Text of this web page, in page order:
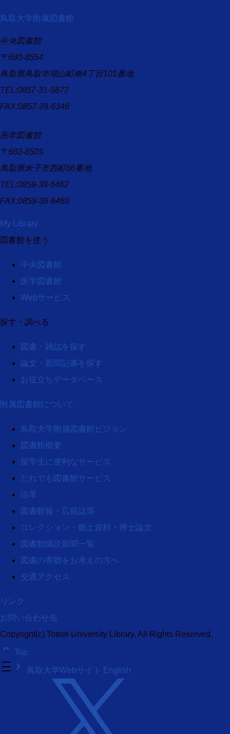
鳥取大学附属図書館
中央図書館
〒680-8554
鳥取県鳥取市湖山町南4丁目101番地
TEL:0857-31-5672
FAX:0857-28-6346
医学図書館
〒683-8503
鳥取県米子市西町86番地
TEL:0859-38-6462
FAX:0859-38-6469
My Library
図書館を使う
中央図書館
医学図書館
Webサービス
探す・調べる
図書・雑誌を探す
論文・新聞記事を探す
お役立ちデータベース
附属図書館について
鳥取大学附属図書館ビジョン
図書館概要
留学生に便利なサービス
だれでも図書館サービス
沿革
図書館報・広報誌等
コレクション・郷土資料・博士論文
図書館購読新聞一覧
図書の寄贈をお考えの方へ
交通アクセス
リンク
お問い合わせ先
Copyright(c) Tottori University Library, All Rights Reserved.
keyboard_arrow_up Top
density_medium keyboard_arrow_right 鳥取大学Webサイト English